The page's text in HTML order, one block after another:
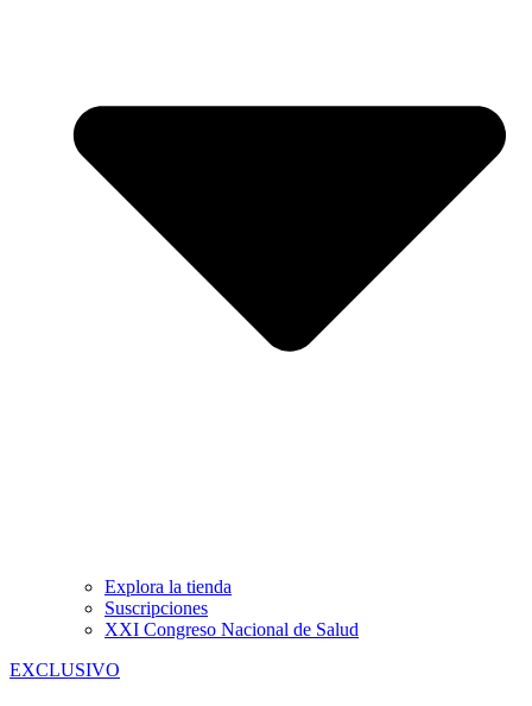
Explora la tienda
Suscripciones
XXI Congreso Nacional de Salud
EXCLUSIVO